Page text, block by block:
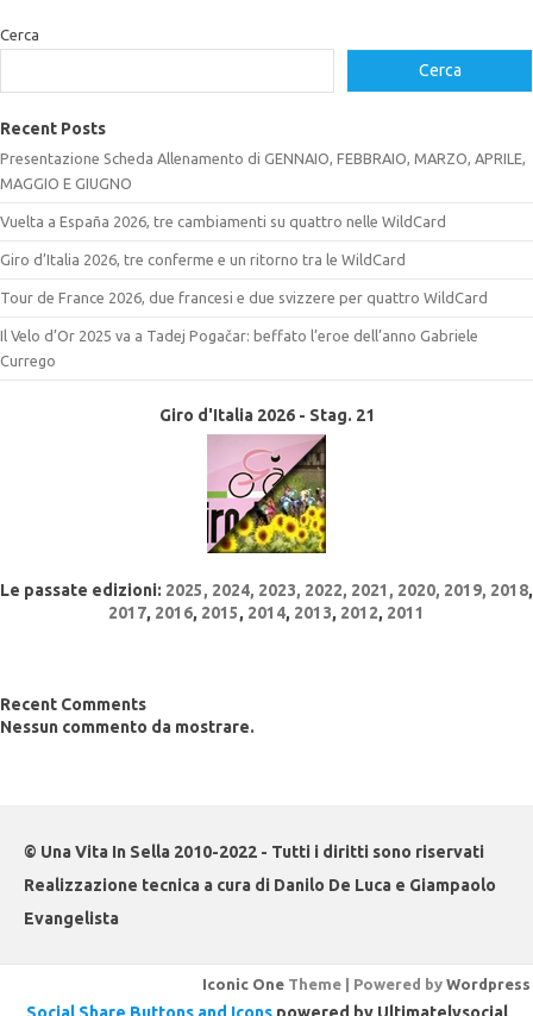
Cerca
Cerca
Recent Posts
Presentazione Scheda Allenamento di GENNAIO, FEBBRAIO, MARZO, APRILE,
MAGGIO E GIUGNO
Vuelta a España 2026, tre cambiamenti su quattro nelle WildCard
Giro d’Italia 2026, tre conferme e un ritorno tra le WildCard
Tour de France 2026, due francesi e due svizzere per quattro WildCard
Il Velo d’Or 2025 va a Tadej Pogačar: beffato l’eroe dell’anno Gabriele
Currego
Giro d'Italia 2026 - Stag. 21
Le passate edizioni: 2025, 2024, 2023, 2022, 2021, 2020, 2019, 2018,
2017, 2016, 2015, 2014, 2013, 2012, 2011
Recent Comments
Nessun commento da mostrare.
© Una Vita In Sella 2010-2022 - Tutti i diritti sono riservati
Realizzazione tecnica a cura di Danilo De Luca e Giampaolo
Evangelista
Iconic One Theme | Powered by Wordpress